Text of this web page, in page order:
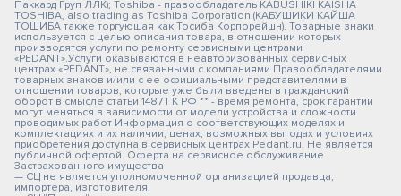
Паккард Груп ЛЛК); Toshiba - правообладатель KABUSHIKI KAISHA
TOSHIBA, also trading as Toshiba Corporation (КАБУШИКИ КАЙША
ТОШИБА также торгующая как Тосиба Корпорейшн). Товарные знаки
используется с целью описания товара, в отношении которых
производятся услуги по ремонту сервисными центрами
«PEDANT».Услуги оказываются в неавторизованных сервисных
центрах «PEDANT», не связанными с компаниями Правообладателями
товарных знаков и/или с ее официальными представителями в
отношении товаров, которые уже были введены в гражданский
оборот в смысле статьи 1487 ГК РФ ** - время ремонта, срок гарантии
могут меняться в зависимости от модели устройства и сложности
проводимых работ Информация о соответствующих моделях и
комплектациях и их наличии, ценах, возможных выгодах и условиях
приобретения доступна в сервисных центрах Pedant.ru. Не является
публичной офертой. Оферта на сервисное обслуживание
Застрахованного имущества
— СЦ не является уполномоченной организацией продавца,
импортера, изготовителя.